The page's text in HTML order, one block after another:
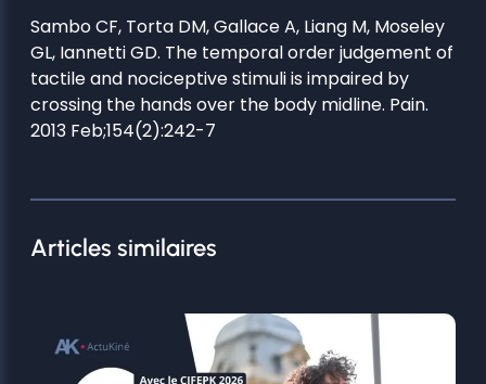
Sambo CF, Torta DM, Gallace A, Liang M, Moseley
GL, Iannetti GD. The temporal order judgement of
tactile and nociceptive stimuli is impaired by
crossing the hands over the body midline. Pain.
2013 Feb;154(2):242-7
Articles similaires